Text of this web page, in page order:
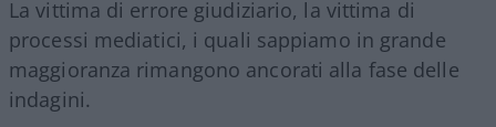
La vittima di errore giudiziario, la vittima di
processi mediatici, i quali sappiamo in grande
maggioranza rimangono ancorati alla fase delle
indagini.